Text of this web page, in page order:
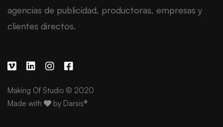
agencias de publicidad, productoras, empresas y
clientes directos.
Making Of Studio © 2020
Made with
by Darsis®